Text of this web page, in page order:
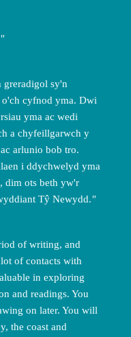
sy'n
cyfnod yma. Dwi
yma ac wedi
a chyfeillgarwch y
arlunio bob tro.
i ddychwelyd yma
dim ots beth yw'r
Tŷ Newydd.
of writing, and
of contacts with
in exploring
and readings. You
on later. You will
the coast and